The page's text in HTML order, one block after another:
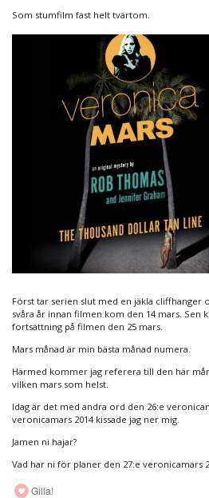
Som stumfilm fast helt tvärtom.
Först tar serien slut med en jäkla cliffhanger
svåra år innan filmen kom den 14 mars. Sen
fortsättning på filmen den 25 mars.
Mars månad är min bästa månad numera.
Härmed kommer jag referera till den här
vilken mars som helst.
Idag är det med andra ord den 26:e
veronicamars 2014 kissade jag ner mig.
Jamen ni hajar?
Vad har ni för planer den 27:e veronicamars
Gilla!